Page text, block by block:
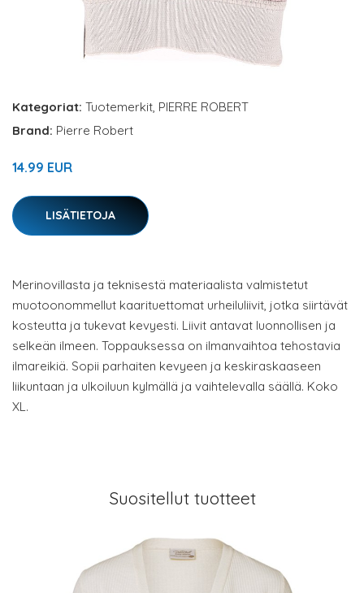
Kategoriat: Tuotemerkit, PIERRE ROBERT
Brand: Pierre Robert
14.99 EUR
LISÄTIETOJA
Merinovillasta ja teknisestä materiaalista valmistetut
muotoonommellut kaarituettomat urheiluliivit, jotka siirtävät
kosteutta ja tukevat kevyesti. Liivit antavat luonnollisen ja
selkeän ilmeen. Toppauksessa on ilmanvaihtoa tehostavia
ilmareikiä. Sopii parhaiten kevyeen ja keskiraskaaseen
liikuntaan ja ulkoiluun kylmällä ja vaihtelevalla säällä. Koko
XL.
Suositellut tuotteet